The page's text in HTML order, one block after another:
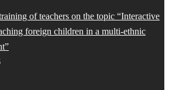
of teachers on the topic “Interactive
foreign children in a multi-ethnic